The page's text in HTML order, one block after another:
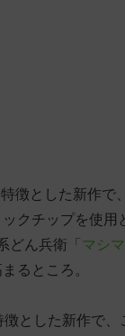
徴とした新作
クチップを使用
どん兵衛「 マシ
るところ。
とした新作で